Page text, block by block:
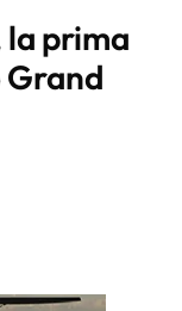
la prima